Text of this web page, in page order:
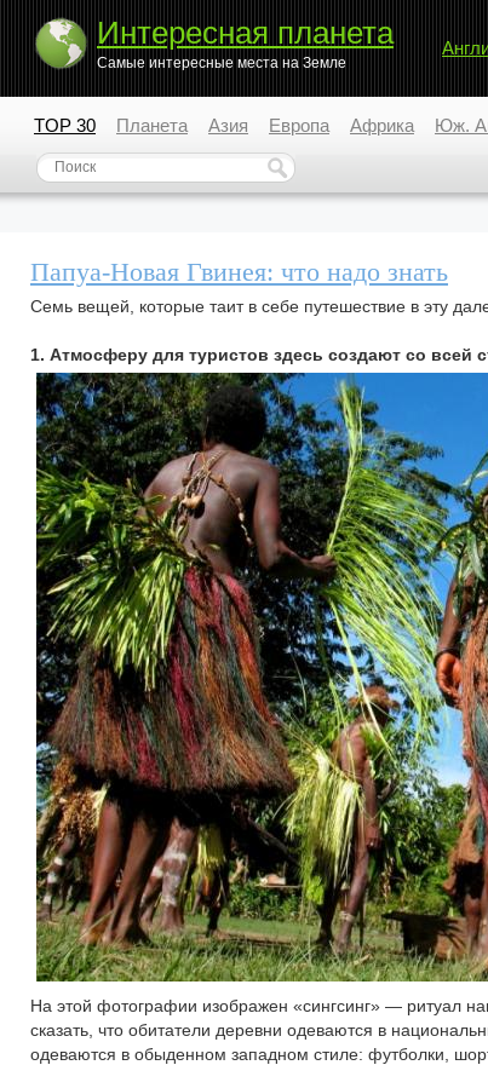
Интересная планета
Самые интересные места на Земле
TOP 30 Планета Азия Европа Африка Юж.
Папуа-Новая Гвинея: что надо знать
Семь вещей, которые таит в себе путешествие в эту
1. Атмосферу для туристов здесь создают со всей
На этой фотографии изображен «сингсинг» — ритуал
сказать, что обитатели деревни одеваются в
одеваются в обыденном западном стиле: футболки,